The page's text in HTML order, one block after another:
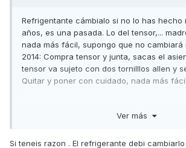
Refrigentante cámbialo si no lo has hecho
años, es una pasada. Lo del tensor,...
nada más fácil, supongo que no cambiará
2014: Compra tensor y junta, sacas el
tensor va sujeto con dos tornilllos allen y
Quitar y poner con cuidado, nada más fácil
Ver más
Si teneis razon . El refrigerante debi